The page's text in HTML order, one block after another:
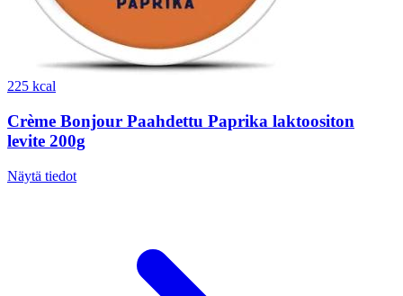
225 kcal
Crème Bonjour Paahdettu Paprika laktoositon
levite 200g
Näytä tiedot